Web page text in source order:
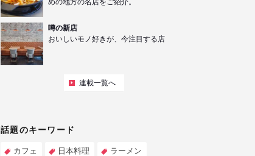
めの地方の名店をご紹介。
噂の新店
おいしいモノ好きが、今注目する店
連載一覧へ
話題のキーワード
カフェ 日本料理 ラーメン